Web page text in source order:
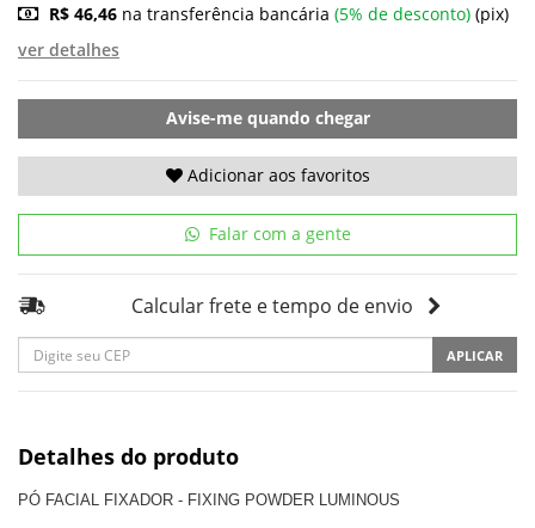
R$ 46,46 na transferência bancária (5% de desconto) (pix)
ver detalhes
Avise-me quando chegar
Adicionar aos favoritos
Falar com a gente
Calcular frete e tempo de envio
APLICAR
Detalhes do produto
PÓ FACIAL FIXADOR - FIXING POWDER LUMINOUS